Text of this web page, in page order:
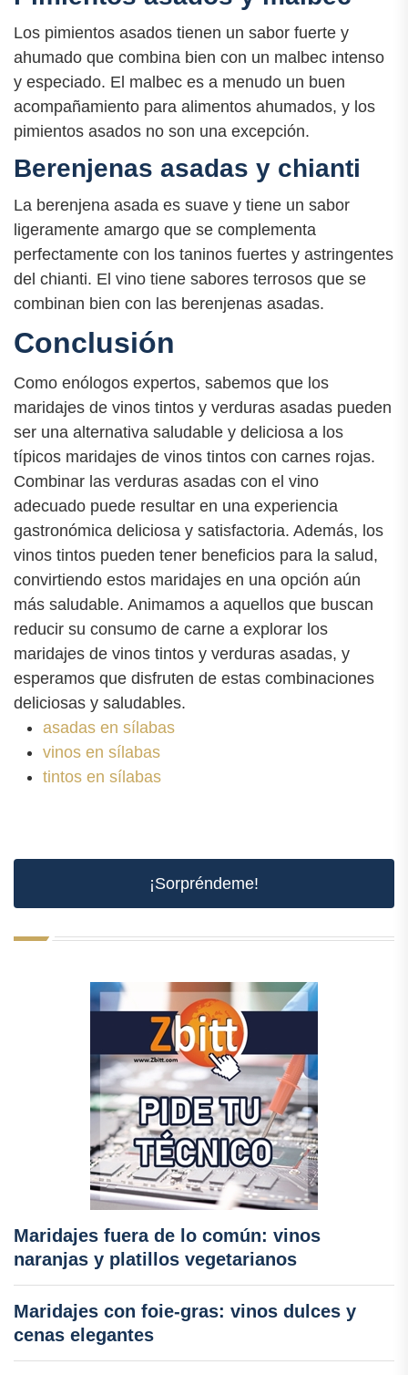
Los pimientos asados tienen un sabor fuerte y
ahumado que combina bien con un malbec intenso
y especiado. El malbec es a menudo un buen
acompañamiento para alimentos ahumados, y los
pimientos asados no son una excepción.
Berenjenas asadas y chianti
La berenjena asada es suave y tiene un sabor
ligeramente amargo que se complementa
perfectamente con los taninos fuertes y astringentes
del chianti. El vino tiene sabores terrosos que se
combinan bien con las berenjenas asadas.
Conclusión
Como enólogos expertos, sabemos que los
maridajes de vinos tintos y verduras asadas pueden
ser una alternativa saludable y deliciosa a los
típicos maridajes de vinos tintos con carnes rojas.
Combinar las verduras asadas con el vino
adecuado puede resultar en una experiencia
gastronómica deliciosa y satisfactoria. Además, los
vinos tintos pueden tener beneficios para la salud,
convirtiendo estos maridajes en una opción aún
más saludable. Animamos a aquellos que buscan
reducir su consumo de carne a explorar los
maridajes de vinos tintos y verduras asadas, y
esperamos que disfruten de estas combinaciones
deliciosas y saludables.
asadas en sílabas
vinos en sílabas
tintos en sílabas
¡Sorpréndeme!
Maridajes fuera de lo común: vinos
naranjas y platillos vegetarianos
Maridajes con foie-gras: vinos dulces y
cenas elegantes